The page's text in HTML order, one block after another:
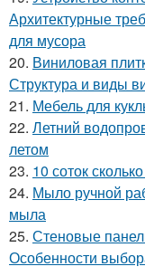
Архитектурные
для мусора
20. Виниловая
Структура и виды
21. Мебель для
22. Летний
летом
23. 10 соток
24. Мыло ручной
мыла
25. Стеновые
Особенности